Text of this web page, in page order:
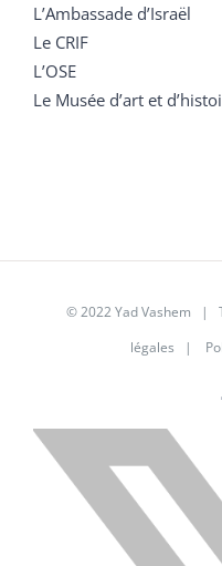
L’Ambassade d’Israël
Le CRIF
L’OSE
Le Musée d’art et
© 2022 Yad Vashem |
légales |
X